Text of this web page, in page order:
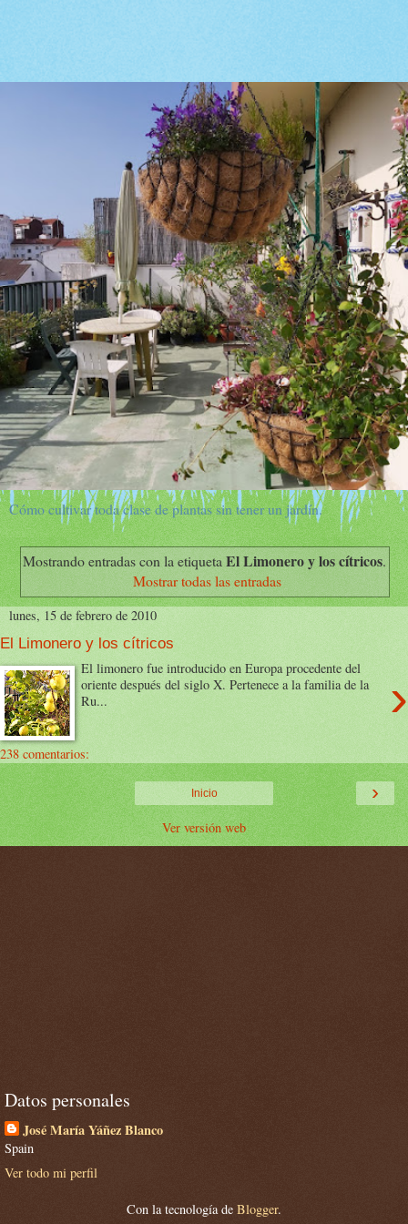
Cómo cultivar toda clase de plantas sin tener un jardín.
Mostrando entradas con la etiquetaEl Limonero y los cítricos.
Mostrar todas las entradas
lunes, 15 de febrero de 2010
El Limonero y los cítricos
›
El limonero fue introducido en Europa procedente del
oriente después del siglo X. Pertenece a la familia de la
Ru...
238 comentarios:
›
Inicio
Ver versión web
Datos personales
José María Yáñez Blanco
Spain
Ver todo mi perfil
Con la tecnología de Blogger.